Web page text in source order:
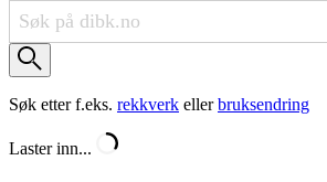
Søk etter f.eks. rekkverk ellerbruksendring
Laster inn...